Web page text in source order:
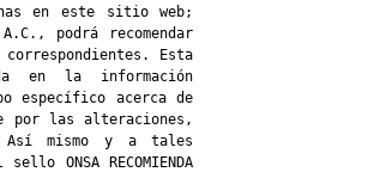
en este sitio web;
podrá recomendar
Esta
en la información
específico acerca de
por las alteraciones,
Así mismo y a tales
ONSA RECOMIENDA